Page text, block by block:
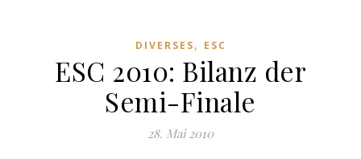
DIVERSES, ESC
ESC 2010: Bilanz der
Semi-Finale
28. Mai 2010